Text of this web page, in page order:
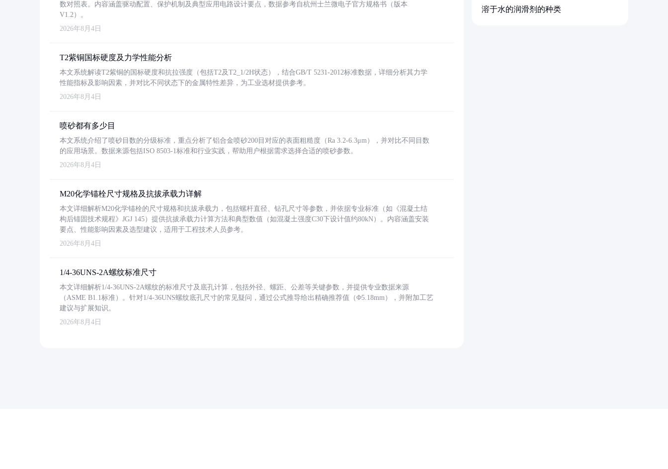
数对照表。内容涵盖驱动配置、保护机制及典型应用电路设计要点，数据参考自杭州士兰微电子官方规格书（版本
V1.2）。
2026年8月4日
T2紫铜国标硬度及力学性能分析
本文系统解读T2紫铜的国标硬度和抗拉强度（包括T2及T2_1/2H状态），结合GB/T 5231-2012标准数据，详细分析其力学
性能指标及影响因素，并对比不同状态下的金属特性差异，为工业选材提供参考。
2026年8月4日
喷砂都有多少目
本文系统介绍了喷砂目数的分级标准，重点分析了铝合金喷砂200目对应的表面粗糙度（Ra 3.2-6.3μm），并对比不同目数
的应用场景。数据来源包括ISO 8503-1标准和行业实践，帮助用户根据需求选择合适的喷砂参数。
2026年8月4日
M20化学锚栓尺寸规格及抗拔承载力详解
本文详细解析M20化学锚栓的尺寸规格和抗拔承载力，包括螺杆直径、钻孔尺寸等参数，并依据专业标准（如《混凝土结
构后锚固技术规程》JGJ 145）提供抗拔承载力计算方法和典型数值（如混凝土强度C30下设计值约80kN）。内容涵盖安装
要点、性能影响因素及选型建议，适用于工程技术人员参考。
2026年8月4日
1/4-36UNS-2A螺纹标准尺寸
本文详细解析1/4-36UNS-2A螺纹的标准尺寸及底孔计算，包括外径、螺距、公差等关键参数，并提供专业数据来源
（ASME B1.1标准）。针对1/4-36UNS螺纹底孔尺寸的常见疑问，通过公式推导给出精确推荐值（Φ5.18mm），并附加工艺
建议与扩展知识。
2026年8月4日
溶于水的润滑剂的种类